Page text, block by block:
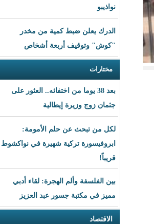
نواذيبو
الدرك يعلن ضبط كمية من مخدر
"كوش" وتوقيف أربعة أشخاص
مختارات
بعد 38 يوما من اختفائه.. العثور على
جثمان زوج وزيرة إيطالية
لكل من تبحث عن حلم الأمومة:
ابروفيسورة تركية شهيرة في نواكشوط
قريباً!
بين الفلسفة وألم الهجرة: لقاء أدبي
مميز في مكتبة جسور عبد العزيز
الاقتصاد